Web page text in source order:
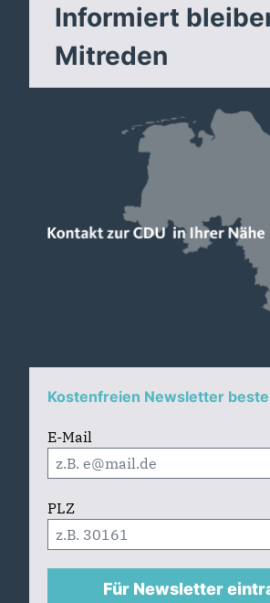
Informiert
Mitreden
Kostenfreien Newsletter
E-Mail
PLZ
Für Newsletter